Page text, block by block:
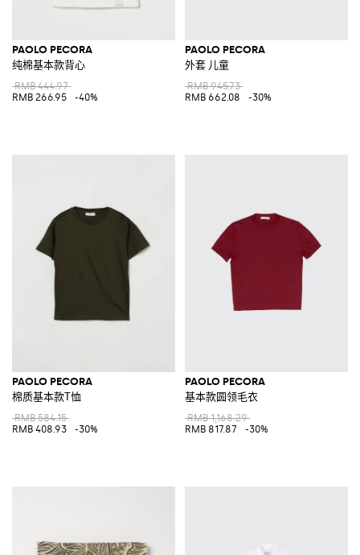
PAOLO PECORA
纯棉基本款背心
RMB 444.97
RMB 266.95
-40%
PAOLO PECORA
外套 儿童
RMB 945.73
RMB 662.08
-30%
PAOLO PECORA
棉质基本款T恤
RMB 584.15
RMB 408.93
-30%
PAOLO PECORA
基本款圆领毛衣
RMB 1,168.29
RMB 817.87
-30%